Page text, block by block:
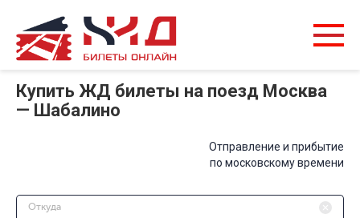
Купить ЖД билеты на поезд Москва
— Шабалино
Отправление и прибытие
по московскому времени
Откуда